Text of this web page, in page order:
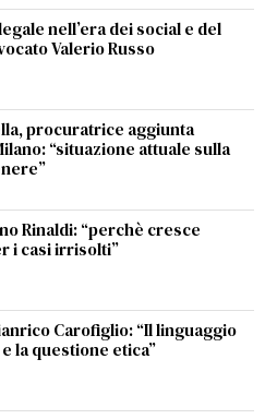
nell’era dei social e del
Valerio Russo
procuratrice aggiunta
“situazione attuale sulla
Rinaldi: “perchè cresce
i casi irrisolti”
Carofiglio: “Il linguaggio
la questione etica”